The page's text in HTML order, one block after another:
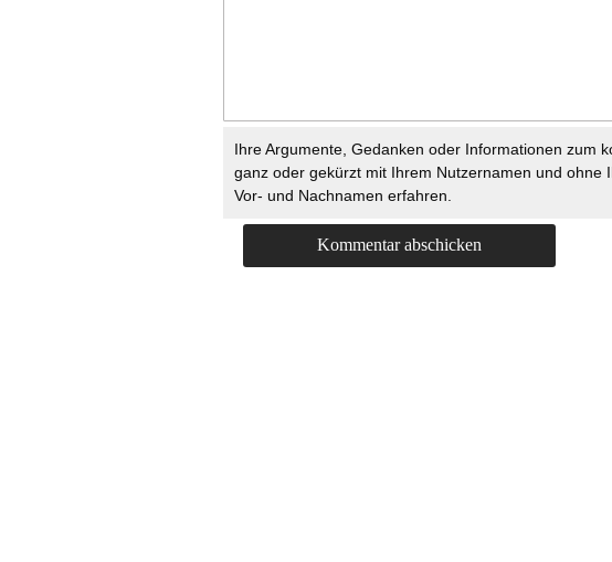
Ihre Argumente, Gedanken oder Informationen zum
ganz oder gekürzt mit Ihrem Nutzernamen und ohne
Vor- und Nachnamen erfahren.